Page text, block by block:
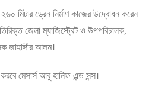
মিটার ড্রেন নির্মাণ কাজের উদ্বোধন করেন
জেলা ম্যাজিস্ট্রেট ও উপপরিচালক,
জাহাঙ্গীর আলম।
মেসার্স আবু হানিফ এন্ড সন্স।